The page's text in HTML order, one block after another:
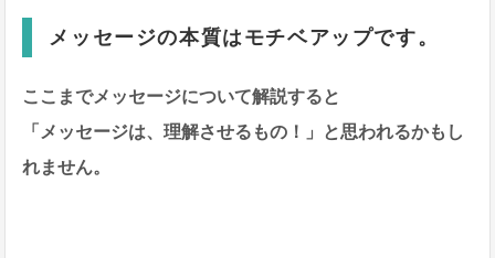
メッセージの本質はモチベアップです。
ここまでメッセージについて解説すると
「メッセージは、理解させるもの！」と思われるかもし
れません。